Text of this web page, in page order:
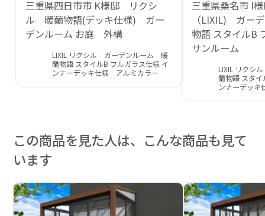
三重県四日市市 K様邸 リクシ
ル 暖蘭物語(デッキ仕様) ガー
デンルーム お庭 外構
LIXIL リクシル ガーデンルーム 暖
蘭物語 スタイルB フルガラス仕様 イ
ンナーデッキ仕様 アルミカラー
三重県桑名市 I
（LIXIL) ガー
物語 スタイル
サンルーム
LIXIL リクシ
蘭物語 スタ
ンナーデッ
この商品を見た人は、こんな商品も見て
います